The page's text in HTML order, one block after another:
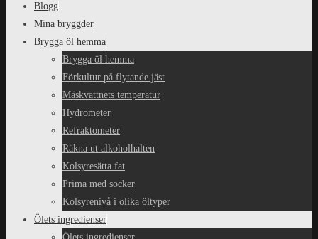
Blogg
Mina bryggder
Brygga öl hemma
Brygga öl hemma
Förkultur på flytande jäst
Mäskvattnets temperatur
Hydrometer
Refraktometer
Räkna ut alkoholhalten
Kolsyresätta fat
Prima med socker
Kolsyrenivå i olika öltyper
Ölets ingredienser